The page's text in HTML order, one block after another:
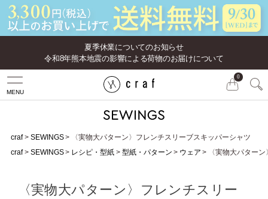
夏季休業についてのお知らせ
令和8年熊本地震の影響による荷物のお届けについて
MENU
0
craf SEWINGS
〈実物大パターン〉フレンチスリーブスキッパーシャツ
craf
SEWINGS レシピ・型紙 型紙・パターン ウェア 〈実物大パター
〈実物大パターン〉フレンチスリー